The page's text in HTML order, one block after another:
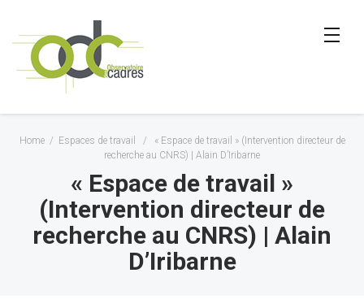
Home / Espaces de travail /
« Espace de travail » (Intervention directeur de
recherche au CNRS) | Alain D’Iribarne
« Espace de travail »
(Intervention directeur de
recherche au CNRS) | Alain
D’Iribarne